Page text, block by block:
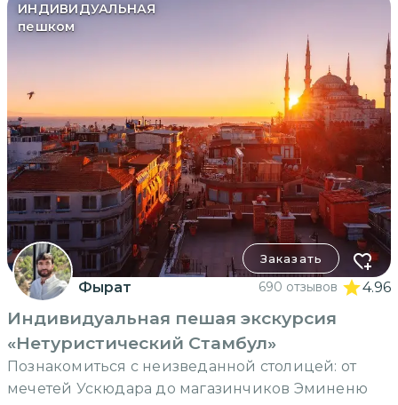
ИНДИВИДУАЛЬНАЯ
пешком
Заказать
Фырат 690 отзывов 4.96
Индивидуальная пешая экскурсия
«Нетуристический Стамбул»
Познакомиться с неизведанной столицей: от
мечетей Ускюдара до магазинчиков Эминеню